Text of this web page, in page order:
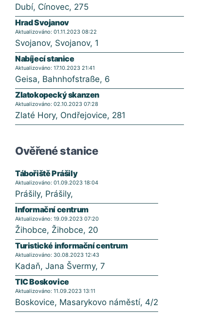
Dubí, Cínovec, 275
Hrad Svojanov
Aktualizováno: 01.11.2023 08:22
Svojanov, Svojanov, 1
Nabíjecí stanice
Aktualizováno: 17.10.2023 21:41
Geisa, Bahnhofstraße, 6
Zlatokopecký skanzen
Aktualizováno: 02.10.2023 07:28
Zlaté Hory, Ondřejovice, 281
Ověřené stanice
Tábořiště Prášily
Aktualizováno: 01.09.2023 18:04
Prášily, Prášily,
Informační centrum
Aktualizováno: 19.09.2023 07:20
Žihobce, Žihobce, 20
Turistické informační centrum
Aktualizováno: 30.08.2023 12:43
Kadaň, Jana Švermy, 7
TIC Boskovice
Aktualizováno: 11.09.2023 13:11
Boskovice, Masarykovo náměstí, 4/2